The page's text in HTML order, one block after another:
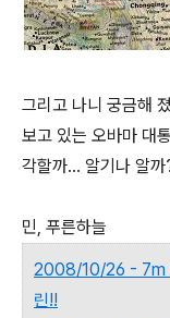
그리고 나니 궁금해
보고 있는 오바마 대
각할까... 알기나 알
민, 푸른하늘
2008/10/26 - 7m *
린!!